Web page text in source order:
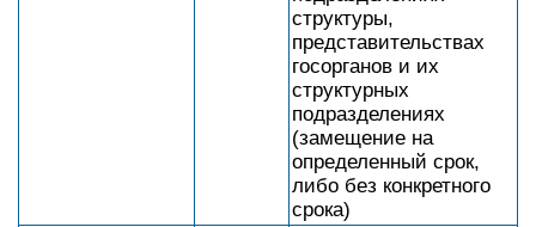
структуры,
представительствах
госорганов и их
структурных
подразделениях
(замещение на
определенный срок,
либо без конкретного
срока)